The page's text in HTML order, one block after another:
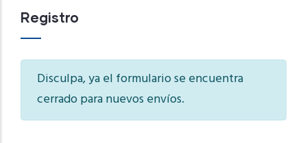
Registro
Information
message
Disculpa, ya el formulario se encuentra
cerrado para nuevos envíos.